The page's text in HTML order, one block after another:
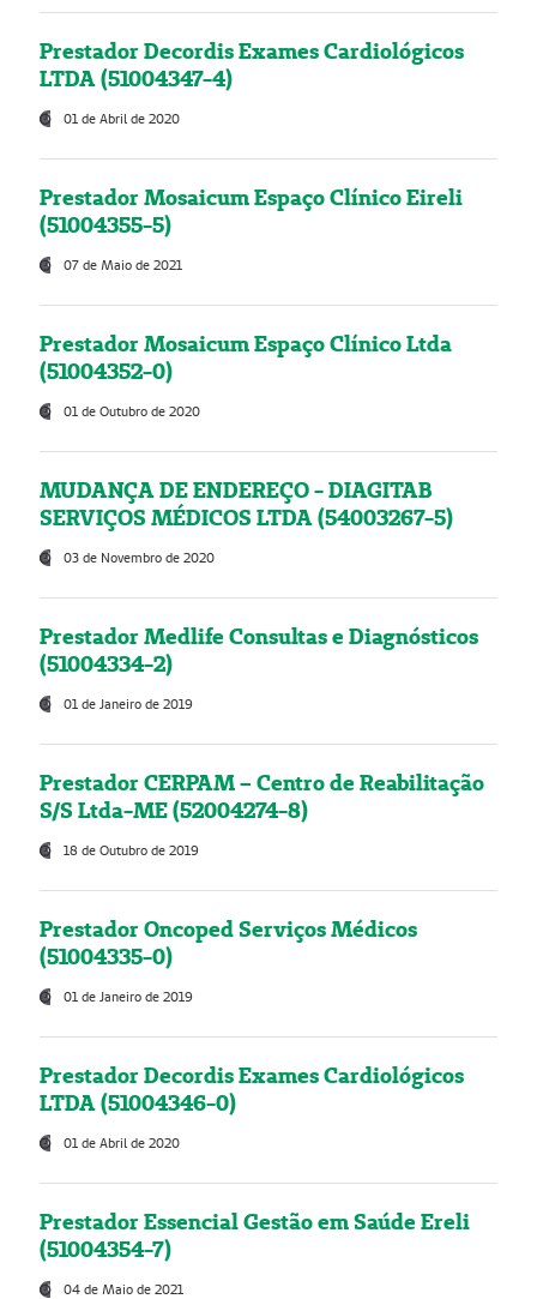
Prestador Decordis Exames Cardiológicos
LTDA (51004347-4)
01 de Abril de 2020
Prestador Mosaicum Espaço Clínico Eireli
(51004355-5)
07 de Maio de 2021
Prestador Mosaicum Espaço Clínico Ltda
(51004352-0)
01 de Outubro de 2020
MUDANÇA DE ENDEREÇO - DIAGITAB
SERVIÇOS MÉDICOS LTDA (54003267-5)
03 de Novembro de 2020
Prestador Medlife Consultas e Diagnósticos
(51004334-2)
01 de Janeiro de 2019
Prestador CERPAM – Centro de Reabilitação
S/S Ltda-ME (52004274-8)
18 de Outubro de 2019
Prestador Oncoped Serviços Médicos
(51004335-0)
01 de Janeiro de 2019
Prestador Decordis Exames Cardiológicos
LTDA (51004346-0)
01 de Abril de 2020
Prestador Essencial Gestão em Saúde Ereli
(51004354-7)
04 de Maio de 2021